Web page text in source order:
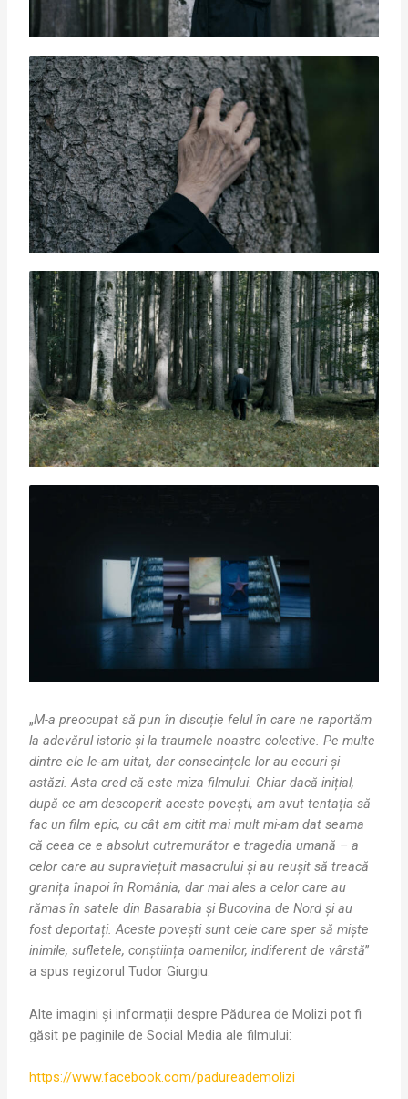
„M-a preocupat să pun în discuție felul în care ne raportăm
la adevărul istoric și la traumele noastre colective. Pe multe
dintre ele le-am uitat, dar consecințele lor au ecouri și
astăzi. Asta cred că este miza filmului. Chiar dacă inițial,
după ce am descoperit aceste povești, am avut tentația să
fac un film epic, cu cât am citit mai mult mi-am dat seama
că ceea ce e absolut cutremurător e tragedia umană – a
celor care au supraviețuit masacrului și au reușit să treacă
granița înapoi în România, dar mai ales a celor care au
rămas în satele din Basarabia și Bucovina de Nord și au
fost deportați. Aceste povești sunt cele care sper să miște
inimile, sufletele, conștiința oamenilor, indiferent de vârstă”
a spus regizorul Tudor Giurgiu.
Alte imagini și informații despre Pădurea de Molizi pot fi
găsit pe paginile de Social Media ale filmului:
https://www.facebook.com/padureademolizi